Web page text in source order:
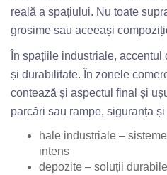
reală a spațiului. Nu toate
grosime sau aceeași
În spațiile industriale,
și durabilitate. În zonele
contează și aspectul final și
parcări sau rampe, siguranța
hale industriale –
intens
depozite – soluții